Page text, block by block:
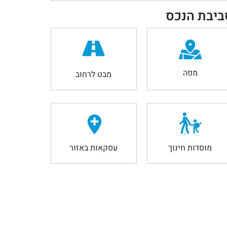
הנכס
מפה מבט לרחוב
מוסדות חינוך עסקאות באזור